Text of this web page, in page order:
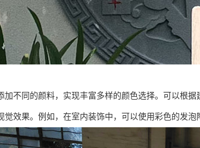
加不同的颜料，实现丰富多样的颜色选择。可以根
觉效果。例如，在室内装饰中，可以使用彩色的发泡